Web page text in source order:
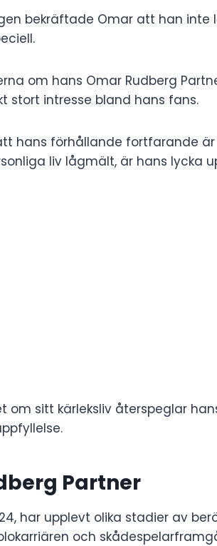
bekräftade Omar att han
om hans Omar Rudberg
stort intresse bland hans fans.
hans förhållande fortfarande
liv lågmält, är hans lycka
om sitt kärleksliv återspeglar
Partner
har upplevt olika stadier av
och